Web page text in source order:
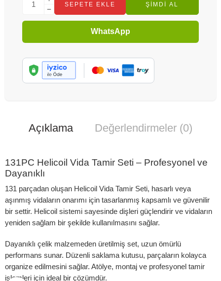
SEPETE EKLE ŞIMDI AL
WhatsApp
Açıklama Değerlendirmeler (0)
131PC Helicoil Vida Tamir Seti – Profesyonel ve
Dayanıklı
131 parçadan oluşan Helicoil Vida Tamir Seti, hasarlı veya
aşınmış vidaların onarımı için tasarlanmış kapsamlı ve güvenilir
bir settir. Helicoil sistemi sayesinde dişleri güçlendirir ve vidaların
yeniden sağlam bir şekilde kullanılmasını sağlar.
Dayanıklı çelik malzemeden üretilmiş set, uzun ömürlü
performans sunar. Düzenli saklama kutusu, parçaların kolayca
organize edilmesini sağlar. Atölye, montaj ve profesyonel tamir
işlemleri için ideal bir çözümdür.